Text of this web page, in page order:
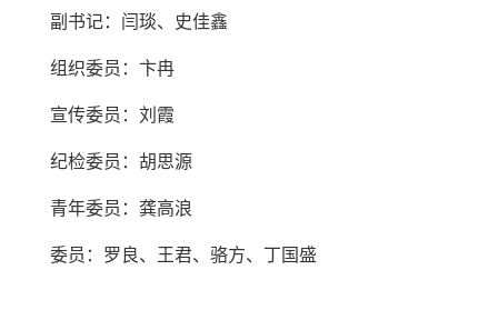
副书记：闫琰、史佳鑫
组织委员：卞冉
宣传委员：刘霞
纪检委员：胡思源
青年委员：龚高浪
委员：罗良、王君、骆方、丁国盛